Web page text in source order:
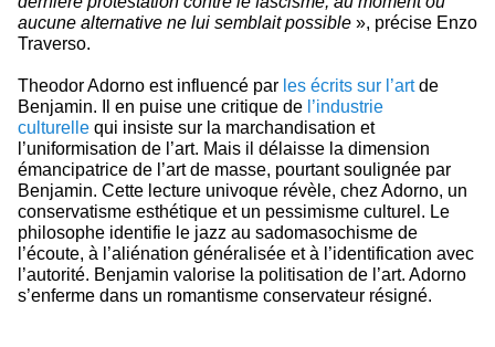
aucune alternative ne lui semblait possible », précise Enzo
Traverso.
Theodor Adorno est influencé par les écrits sur l’art de
Benjamin. Il en puise une critique de l’industrie
culturelle qui insiste sur la marchandisation et
l’uniformisation de l’art. Mais il délaisse la dimension
émancipatrice de l’art de masse, pourtant soulignée par
Benjamin. Cette lecture univoque révèle, chez Adorno, un
conservatisme esthétique et un pessimisme culturel. Le
philosophe identifie le jazz au sadomasochisme de
l’écoute, à l’aliénation généralisée et à l’identification avec
l’autorité. Benjamin valorise la politisation de l’art. Adorno
s’enferme dans un romantisme conservateur résigné.